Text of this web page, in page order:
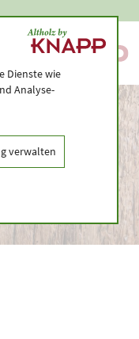
Dienste wie
Analyse-
verwalten